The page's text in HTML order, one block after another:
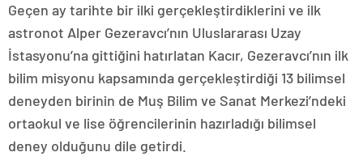
Geçen ay tarihte bir ilki gerçekleştirdiklerini ve ilk
astronot Alper Gezeravcı’nın Uluslararası Uzay
İstasyonu’na gittiğini hatırlatan Kacır, Gezeravcı’nın ilk
bilim misyonu kapsamında gerçekleştirdiği 13 bilimsel
deneyden birinin de Muş Bilim ve Sanat Merkezi’ndeki
ortaokul ve lise öğrencilerinin hazırladığı bilimsel
deney olduğunu dile getirdi.